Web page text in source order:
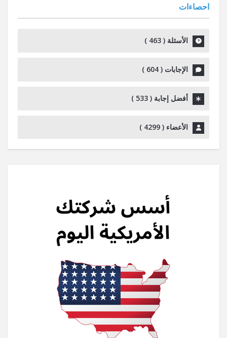
احصاءات
الأسئلة ( 463
)
الإجابات ( 604
)
أفضل إجابة ( 533
)
الأعضاء ( 4299
)